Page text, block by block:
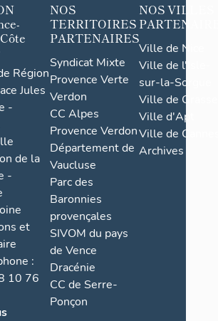
Région
Jules
-
de la
-
et
:
10 76
NOS
TERRITOIRES
PARTENAIRES
Syndicat Mixte
Provence Verte
Verdon
CC Alpes
Provence Verdon
Département de
Vaucluse
Parc des
Baronnies
provençales
SIVOM du pays
de Vence
Dracénie
CC de Serre-
Ponçon
NOS VILLES
Ville de Nice
Ville de l'Isle-
sur-la-Sorgue
Ville de Grasse
Ville d'Apt
Ville de
Archives